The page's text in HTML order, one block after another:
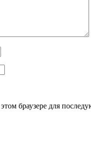
браузере для